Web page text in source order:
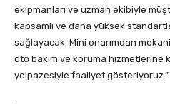
ekipmanları ve uzman ekibiyle
kapsamlı ve daha yüksek
sağlayacak. Mini onarımdan
oto bakım ve koruma hizmetlerine
yelpazesiyle faaliyet gösteriyoruz.”